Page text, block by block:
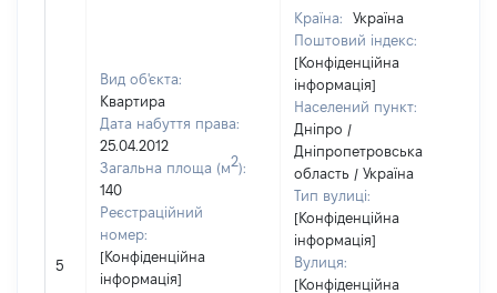
5
Вид об'єкта:
Квартира
Дата набуття права:
25.04.2012
Загальна площа (м2):
140
Реєстраційний
номер:
[Конфіденційна
інформація]
Країна:
Україна
Поштовий індекс:
[Конфіденційна
інформація]
Населений пункт:
Дніпро /
Дніпропетровська
область / Україна
Тип вулиці:
[Конфіденційна
інформація]
Вулиця:
[Конфіденційна